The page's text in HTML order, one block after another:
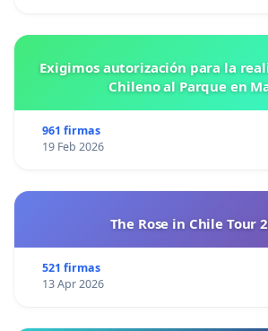
Exigimos autorización para la
Chileno al Parque en
961 firmas
19 Feb 2026
The Rose in Chile Tour
521 firmas
13 Apr 2026